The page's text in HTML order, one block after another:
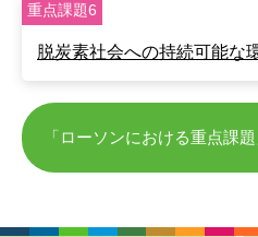
重点課題6
脱炭素社会への持続可能な
「ローソンにおける重点課